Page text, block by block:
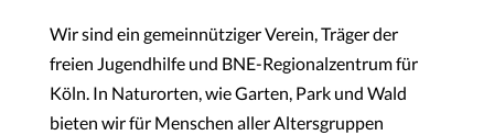
Wir sind ein gemeinnütziger Verein, Träger der
freien Jugendhilfe und BNE-Regionalzentrum für
Köln. In Naturorten, wie Garten, Park und Wald
bieten wir für Menschen aller Altersgruppen